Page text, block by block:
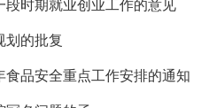
段时期就业创业工作的意见
划的批复
食品安全重点工作安排的通知